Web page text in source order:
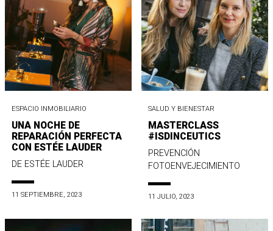
ESPACIO INMOBILIARIO
UNA NOCHE DE
REPARACIÓN PERFECTA
CON ESTÉE LAUDER
DE ESTÉE LAUDER
11 SEPTIEMBRE, 2023
SALUD Y BIENESTAR
MASTERCLASS
#ISDINCEUTICS
PREVENCIÓN
FOTOENVEJECIMIENTO
11 JULIO, 2023